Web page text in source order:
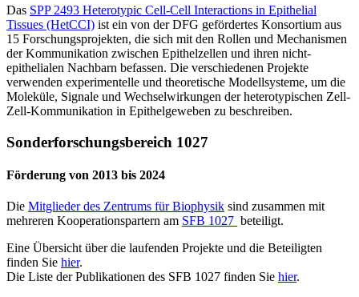
Das SPP 2493 Heterotypic Cell-Cell Interactions in Epithelial
Tissues (HetCCI) ist ein von der DFG gefördertes Konsortium aus
15 Forschungsprojekten, die sich mit den Rollen und Mechanismen
der Kommunikation zwischen Epithelzellen und ihren nicht-
epithelialen Nachbarn befassen. Die verschiedenen Projekte
verwenden experimentelle und theoretische Modellsysteme, um die
Moleküle, Signale und Wechselwirkungen der heterotypischen Zell-
Zell-Kommunikation in Epithelgeweben zu beschreiben.
Sonderforschungsbereich 1027
Förderung von 2013 bis 2024
Die Mitglieder des Zentrums für Biophysik sind zusammen mit
mehreren Kooperationspartern am SFB 1027 beteiligt.
Eine Übersicht über die laufenden Projekte und die Beteiligten
finden Sie hier.
Die Liste der Publikationen des SFB 1027 finden Sie hier.